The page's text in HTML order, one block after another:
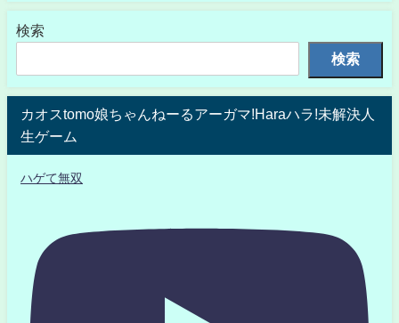
検索
検索
カオスtomo娘ちゃんねーるアーガマ!Haraハラ!未解決人
生ゲーム
ハゲて無双